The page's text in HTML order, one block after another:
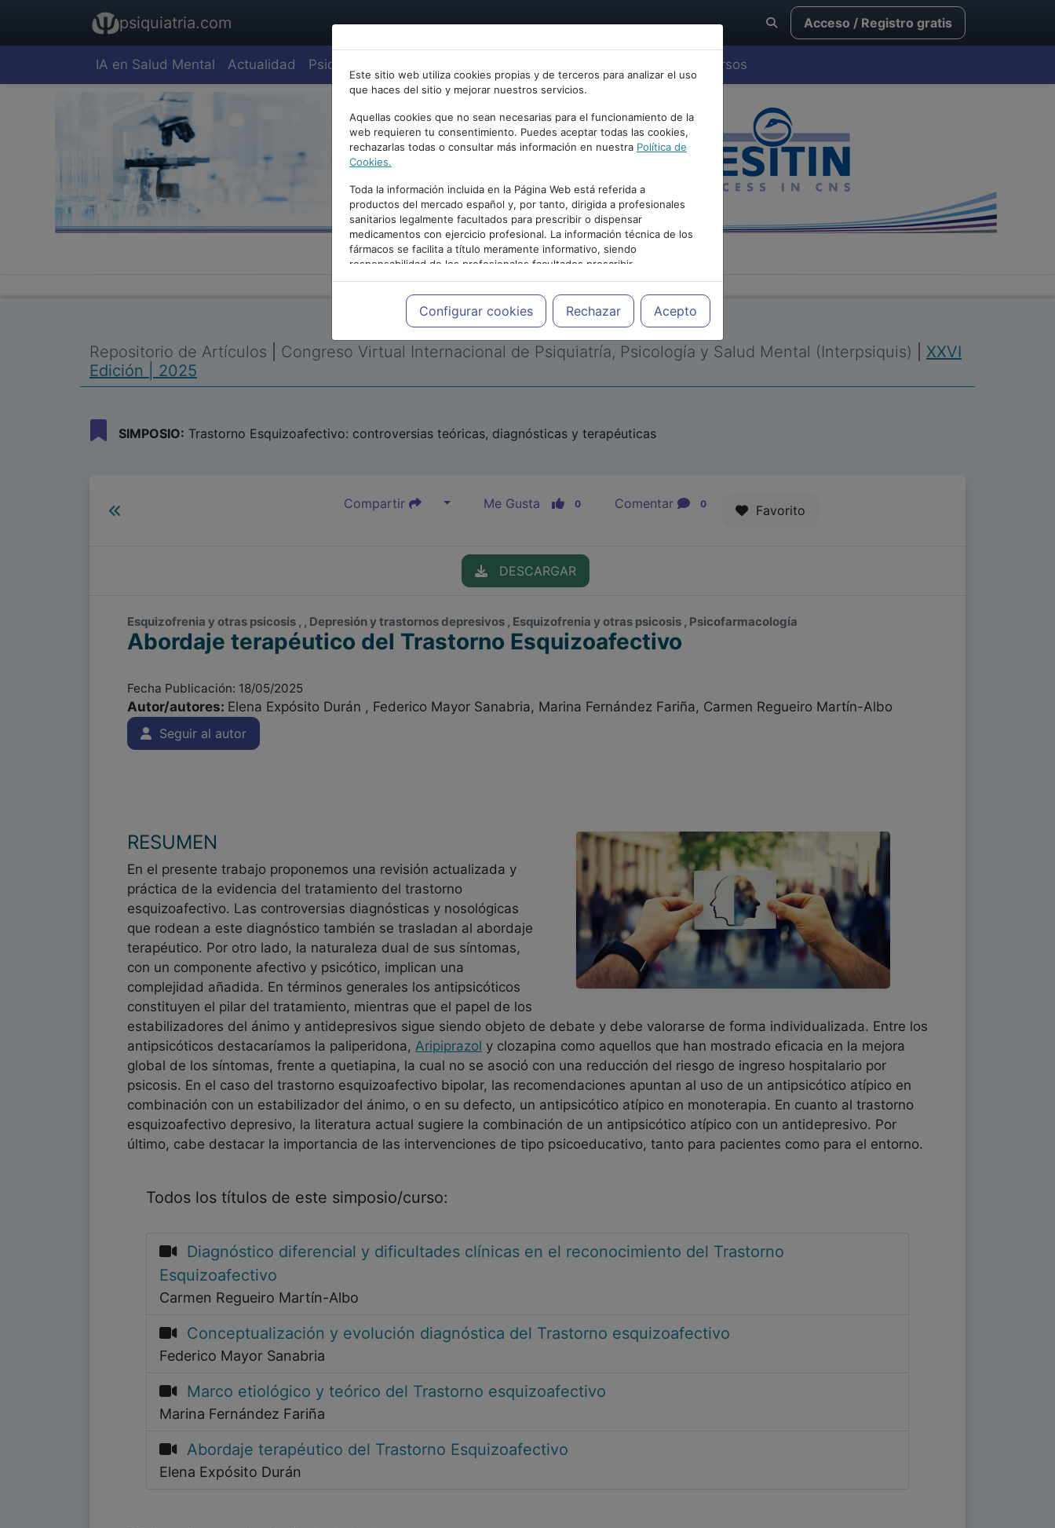
psiquiatria.com Acceso / Registro gratis
IA en Salud Mental Actualidad Psiquiatría Cursos
Este sitio web utiliza cookies propias y de terceros para analizar el uso
que haces del sitio y mejorar nuestros servicios.
Aquellas cookies que no sean necesarias para el funcionamiento de la
web requieren tu consentimiento. Puedes aceptar todas las cookies,
rechazarlas todas o consultar más información en nuestra Política de
Cookies.
Toda la información incluida en la Página Web está referida a
productos del mercado español y, por tanto, dirigida a profesionales
sanitarios legalmente facultados para prescribir o dispensar
medicamentos con ejercicio profesional. La información técnica de los
fármacos se facilita a título meramente informativo, siendo
responsabilidad de los profesionales facultados prescribir
medicamentos y decidir, en cada caso concreto, el tratamiento más
adecuado a las necesidades del paciente.
Configurar cookies Rechazar Acepto
PUBLICIDAD
Repositorio de Artículos Congreso Virtual Internacional de Psiquiatría, Psicología y Salud Mental (Interpsiquis)
XXVI
Edición | 2025
SIMPOSIO: Trastorno Esquizoafectivo: controversias teóricas, diagnósticas y terapéuticas
Compartir Me Gusta 0 Comentar 0 Favorito
DESCARGAR
Esquizofrenia y otras psicosis , , Depresión y trastornos depresivos , Esquizofrenia y otras psicosis , Psicofarmacología
Abordaje terapéutico del Trastorno Esquizoafectivo
Fecha Publicación: 18/05/2025
Autor/autores: Elena Expósito Durán , Federico Mayor Sanabria, Marina Fernández Fariña, Carmen Regueiro Martín-Albo
Seguir al autor
RESUMEN
En el presente trabajo proponemos una revisión actualizada y
práctica de la evidencia del tratamiento del trastorno
esquizoafectivo. Las controversias diagnósticas y nosológicas
que rodean a este diagnóstico también se trasladan al abordaje
terapéutico. Por otro lado, la naturaleza dual de sus síntomas,
con un componente afectivo y psicótico, implican una
complejidad añadida. En términos generales los antipsicóticos
constituyen el pilar del tratamiento, mientras que el papel de los
estabilizadores del ánimo y antidepresivos sigue siendo objeto de debate y debe valorarse de forma individualizada. Entre los
antipsicóticos destacaríamos la paliperidona, Aripiprazol y clozapina como aquellos que han mostrado eficacia en la mejora
global de los síntomas, frente a quetiapina, la cual no se asoció con una reducción del riesgo de ingreso hospitalario por
psicosis. En el caso del trastorno esquizoafectivo bipolar, las recomendaciones apuntan al uso de un antipsicótico atípico en
combinación con un estabilizador del ánimo, o en su defecto, un antipsicótico atípico en monoterapia. En cuanto al trastorno
esquizoafectivo depresivo, la literatura actual sugiere la combinación de un antipsicótico atípico con un antidepresivo. Por
último, cabe destacar la importancia de las intervenciones de tipo psicoeducativo, tanto para pacientes como para el entorno.
Todos los títulos de este simposio/curso:
Diagnóstico diferencial y dificultades clínicas en el reconocimiento del Trastorno
Esquizoafectivo
Carmen Regueiro Martín-Albo
Conceptualización y evolución diagnóstica del Trastorno esquizoafectivo
Federico Mayor Sanabria
Marco etiológico y teórico del Trastorno esquizoafectivo
Marina Fernández Fariña
Abordaje terapéutico del Trastorno Esquizoafectivo
Elena Expósito Durán